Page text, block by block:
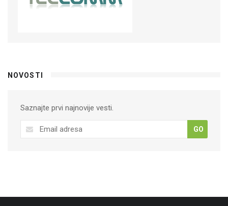
NOVOSTI
Saznajte prvi najnovije vesti.
GO